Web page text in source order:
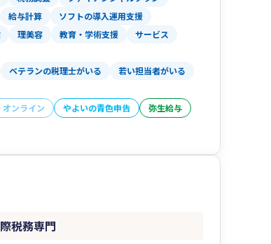
給与計算 ソフトの導入運用支援
理美容 教育・学術支援
サービス
ベテランの税理士がいる
若い担当者がいる
ンライン やよいの青色申告
弥生給与
税務専門